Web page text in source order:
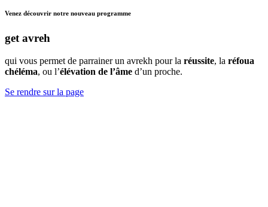
Venez découvrir notre nouveau programme
get avreh
qui vous permet de parrainer un avrekh pour la réussite, la réfoua
chéléma, ou l’élévation de l’âme d’un proche.
Se rendre sur la page